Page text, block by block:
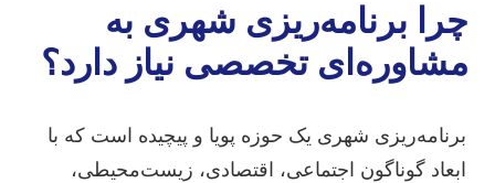
چرا برنامه‌ریزی شهری به
مشاوره‌ای تخصصی نیاز دارد؟
برنامه‌ریزی شهری یک حوزه پویا و پیچیده است که با
ابعاد گوناگون اجتماعی، اقتصادی، زیست‌محیطی،